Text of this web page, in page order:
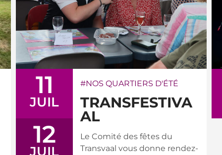
11
JUIL
12
JUIL
NOS QUARTIERS D'ÉTÉ
TRANSFESTIVA
AL
Le Comité des fêtes du
Transvaal vous donne rendez-